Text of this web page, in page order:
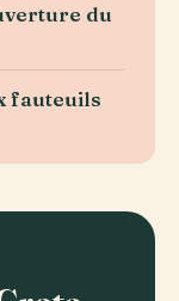
du
fauteuils